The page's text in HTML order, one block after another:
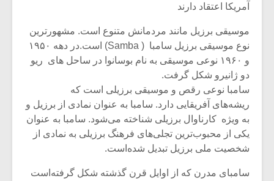
آمریکا اعتقاد دارند
موسیقی برزیل مانند مردمانش متنوع است. مشهورترین
نوع موسیقی برزیل سامبا ( Samba) است.در دهه ۱۹۵۰
و ۱۹۶۰ نوعی موسیقی به نام بوسانوا در ساحل‌ های ریو
دو ژانیرو شکل گرفت.
سامبا نوعی رقص و موسیقی برزیلی است که
ریشه‌های آفریقایی دارد. سامبا به عنوان نمادی از برزیل و
به ویژه کارناوال برزیلی شناخته می‌شود. سامبا به عنوان
یکی از محبوب‌ترین تجلی‌های فرهنگ برزیلی به نمادی از
شخصیت ملی برزیل تبدیل شده‌است.
سامبای مدرن که از اوایل قرن گذشته شکل گرفته‌است